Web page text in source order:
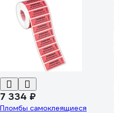
7 334 ₽
Пломбы самоклеящиеся